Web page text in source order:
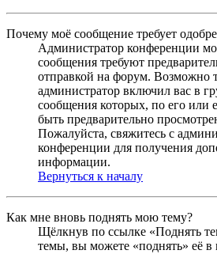
Почему моё сообщение требует
Администратор конференции
сообщения требуют
отправкой на форум. Возможно
администратор включил вас в
сообщения которых, по его
быть предварительно
Пожалуйста, свяжитесь с
конференции для получения
информации.
Вернуться к началу
Как мне вновь поднять мою тему?
Щёлкнув по ссылке «Поднять
темы, вы можете «поднять» её